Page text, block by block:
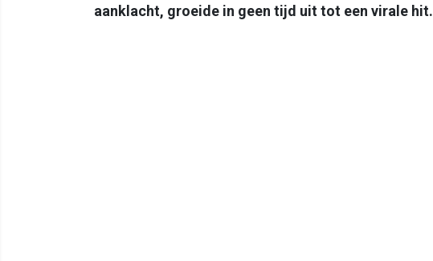
aanklacht, groeide in geen tijd uit tot een virale hit.